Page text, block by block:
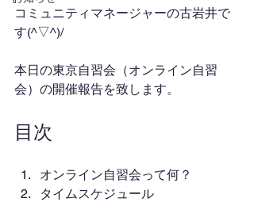
コミュニティマネージャーの古岩井で
す(^▽^)/
本日の東京自習会（オンライン自習
会）の開催報告を致します。
目次
オンライン自習会って何？
タイムスケジュール